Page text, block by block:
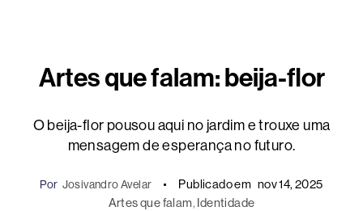
Artes que falam: beija-flor
O beija-flor pousou aqui no jardim e trouxe uma
mensagem de esperança no futuro.
Por Josivandro Avelar Publicado em nov 14, 2025
Artes que falam, Identidade